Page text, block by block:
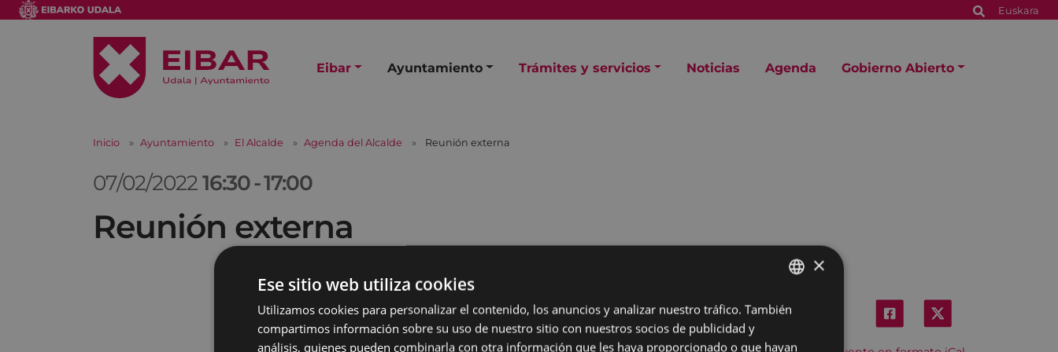
Euskara
Eibar Ayuntamiento Trámites y servicios Noticias Agenda Gobierno Abierto
Inicio Ayuntamiento El Alcalde Agenda del Alcalde Reunión externa
07/02/202216:30-17:00
Reunión externa
BASQUE
×
Ese sitio web utiliza cookies
Utilizamos cookies para personalizar el contenido, los anuncios y analizar nuestro tráfico. También
compartimos información sobre su uso de nuestro sitio con nuestros socios de publicidad y
análisis, quienes pueden combinarla con otra información que les haya proporcionado o que hayan